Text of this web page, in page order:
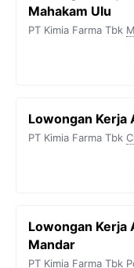
Mahakam Ulu
PT Kimia Farma Tbk
Lowongan Kerja
PT Kimia Farma Tbk
Lowongan Kerja
Mandar
PT Kimia Farma Tbk